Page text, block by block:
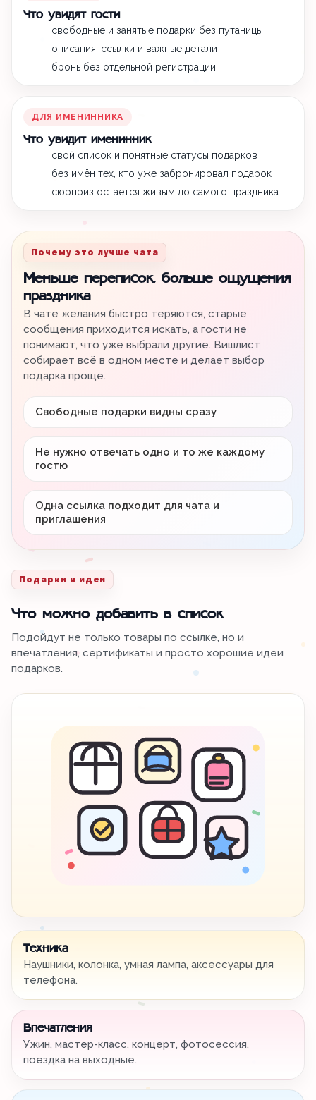
Что увидят гости
свободные и занятые подарки без путаницы
описания, ссылки и важные детали
бронь без отдельной регистрации
ДЛЯ ИМЕНИННИКА
Что увидит именинник
свой список и понятные статусы подарков
без имён тех, кто уже забронировал подарок
сюрприз остаётся живым до самого праздника
Почему это лучше чата
Меньше переписок, больше ощущения
праздника
В чате желания быстро теряются, старые
сообщения приходится искать, а гости не
понимают, что уже выбрали другие. Вишлист
собирает всё в одном месте и делает выбор
подарка проще.
Свободные подарки видны сразу
Не нужно отвечать одно и то же каждому
гостю
Одна ссылка подходит для чата и
приглашения
Подарки и идеи
Что можно добавить в список
Подойдут не только товары по ссылке, но и
впечатления, сертификаты и просто хорошие идеи
подарков.
Техника
Наушники, колонка, умная лампа, аксессуары для
телефона.
Впечатления
Ужин, мастер-класс, концерт, фотосессия,
поездка на выходные.